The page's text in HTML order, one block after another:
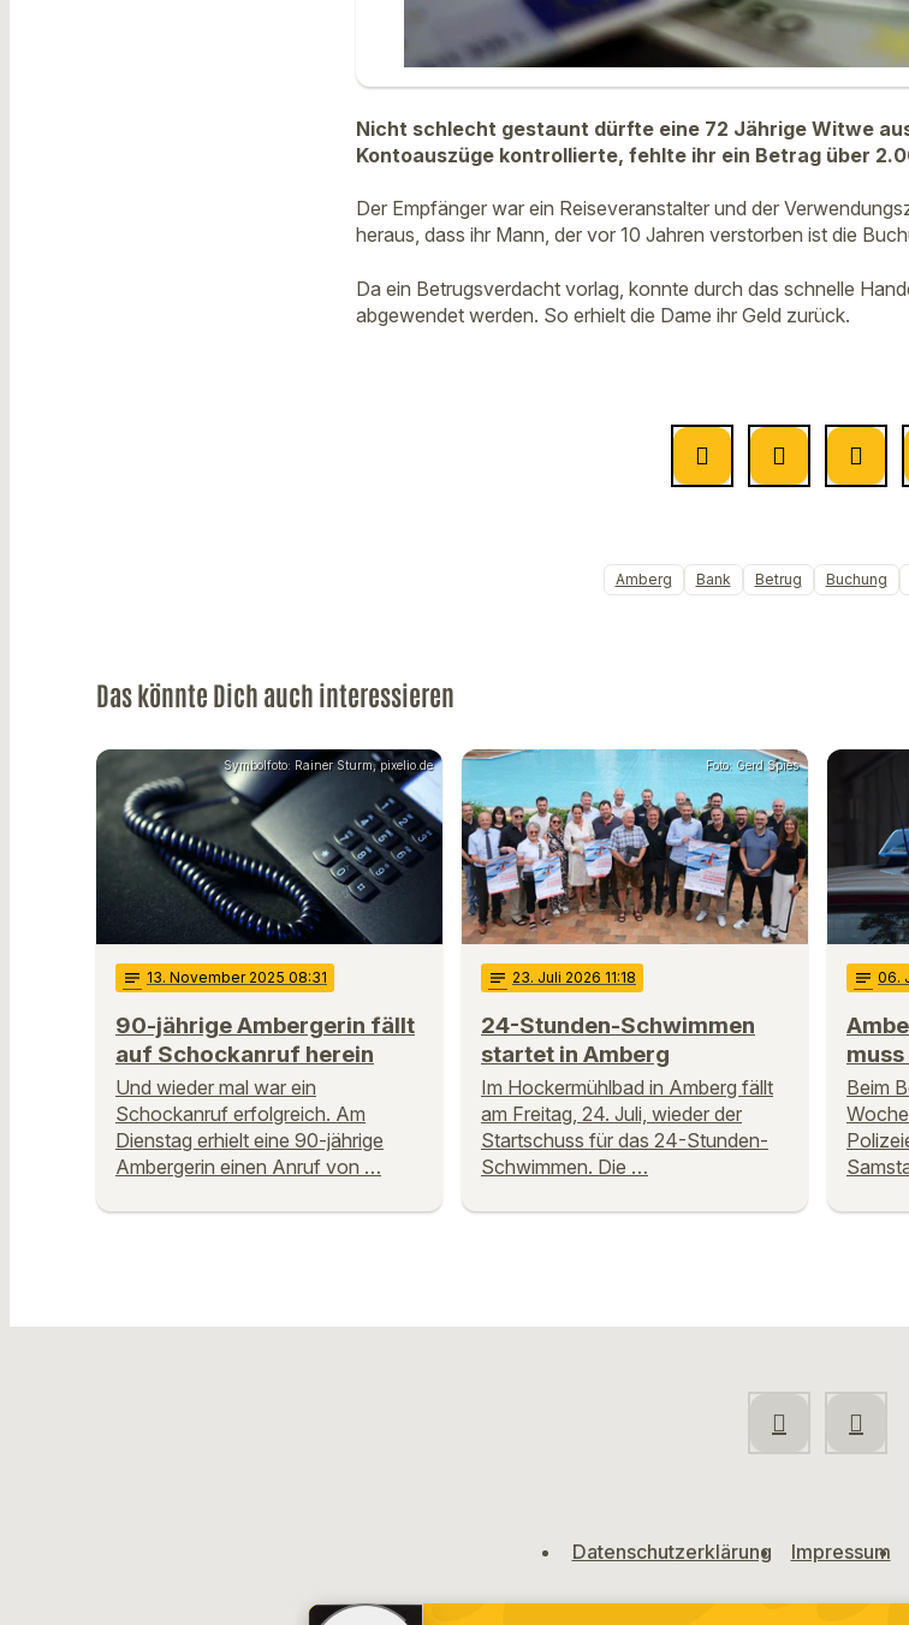
Nicht schlecht gestaunt dürfte eine 72 Jährige Witwe
Kontoauszüge kontrollierte, fehlte ihr ein Betrag über
Der Empfänger war ein Reiseveranstalter und der
heraus, dass ihr Mann, der vor 10 Jahren verstorben ist die
Da ein Betrugsverdacht vorlag, konnte durch das schnelle
abgewendet werden. So erhielt die Dame ihr Geld zurück.
Amberg Bank Betrug Buchung
Das könnte Dich auch interessieren
Symbolfoto: Rainer Sturm, pixelio.de
notes 13. November 2025 08:31
90-jährige Ambergerin fällt
auf Schockanruf herein
Und wieder mal war ein
Schockanruf erfolgreich. Am
Dienstag erhielt eine 90-jährige
Ambergerin einen Anruf von …
Foto: Gerd Spies
notes 23. Juli 2026 11:18
24-Stunden-Schwimmen
startet in Amberg
Im Hockermühlbad in Amberg fällt
am Freitag, 24. Juli, wieder der
Startschuss für das 24-Stunden-
Schwimmen. Die …
notes 06.
Beim
Datenschutzerklärung Impressum